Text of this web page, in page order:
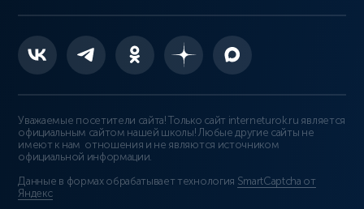
Уважаемые посетители сайта! Только сайт interneturok.ru является
официальным сайтом нашей школы! Любые другие сайты не
имеют к нам отношения и не являются источником
официальной информации.
Данные в формах обрабатывает технология SmartCaptcha от
Яндекс